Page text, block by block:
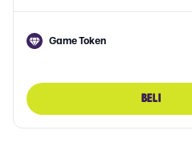
Game Token
BELI